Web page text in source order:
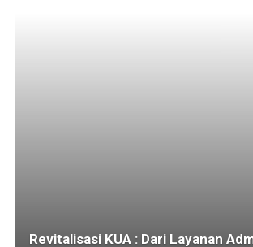
Revitalisasi KUA : Dari Layanan